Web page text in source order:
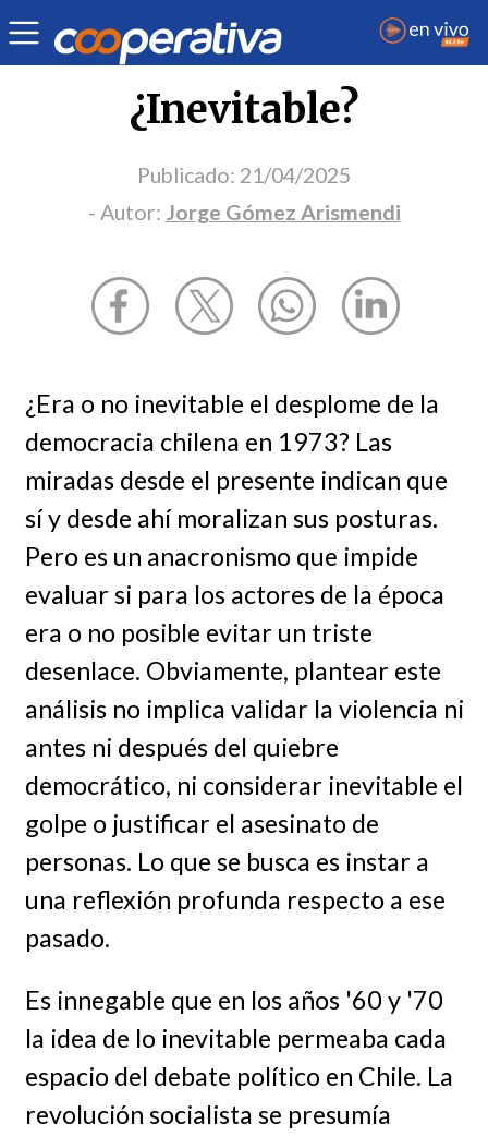
Opinión | Jorge Gómez Arismendi
¿Inevitable?
Publicado: 21/04/2025
- Autor: Jorge Gómez Arismendi
¿Era o no inevitable el desplome de la
democracia chilena en 1973? Las
miradas desde el presente indican que
sí y desde ahí moralizan sus posturas.
Pero es un anacronismo que impide
evaluar si para los actores de la época
era o no posible evitar un triste
desenlace. Obviamente, plantear este
análisis no implica validar la violencia ni
antes ni después del quiebre
democrático, ni considerar inevitable el
golpe o justificar el asesinato de
personas. Lo que se busca es instar a
una reflexión profunda respecto a ese
pasado.
Es innegable que en los años '60 y '70
la idea de lo inevitable permeaba cada
espacio del debate político en Chile. La
revolución socialista se presumía